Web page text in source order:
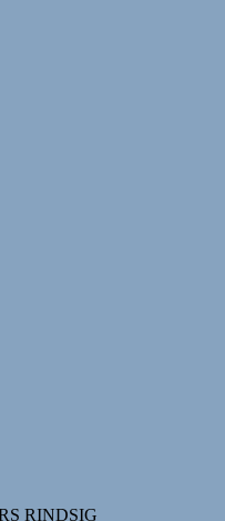
RINDSIG